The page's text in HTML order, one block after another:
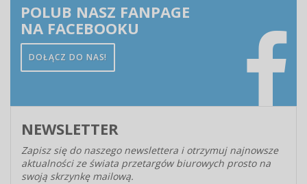
POLUB NASZ FANPAGE
NA FACEBOOKU
DOŁĄCZ DO NAS!
NEWSLETTER
Zapisz się do naszego newslettera i otrzymuj najnowsze
aktualności ze świata przetargów biurowych prosto na
swoją skrzynkę mailową.